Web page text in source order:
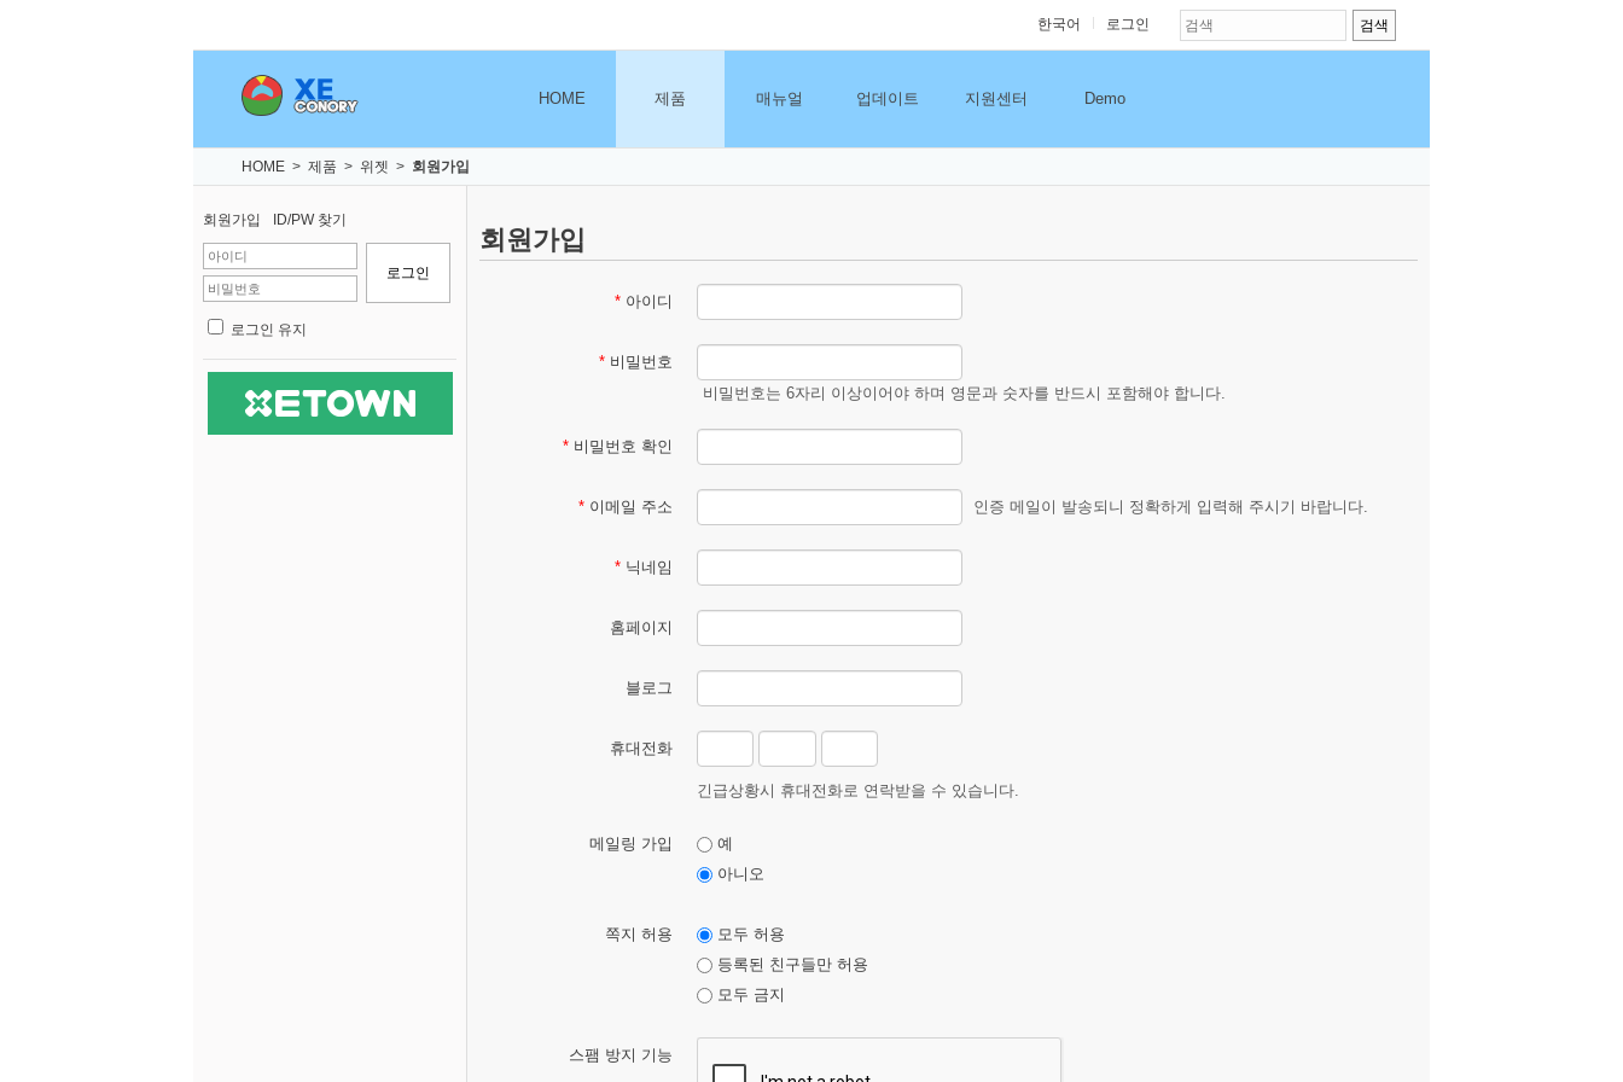
한국어 로그인
HOME 제품 매뉴얼 업데이트 지원센터 Demo
HOME > 제품 > 위젯 > 회원가입
회원가입 ID/PW 찾기
로그인 유지
회원가입
* 아이디
* 비밀번호
비밀번호는 6자리 이상이어야 하며 영문과 숫자를 반드시 포함해야 합니다.
* 비밀번호 확인
* 이메일 주소 인증 메일이 발송되니 정확하게 입력해 주시기 바랍니다.
* 닉네임
홈페이지
블로그
휴대전화
긴급상황시 휴대전화로 연락받을 수 있습니다.
메일링 가입
예
아니오
쪽지 허용
모두 허용
등록된 친구들만 허용
모두 금지
스팸 방지 기능